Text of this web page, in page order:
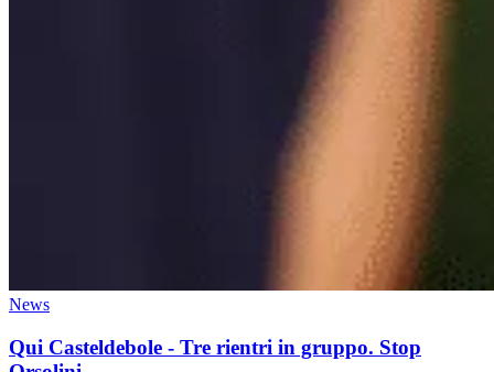
News
Qui Casteldebole - Tre rientri in gruppo. Stop